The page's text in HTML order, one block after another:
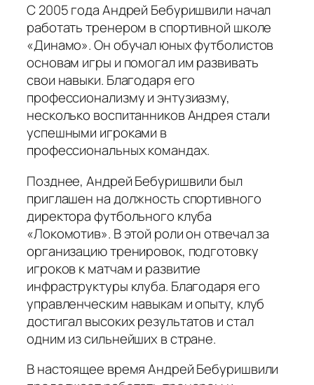
С 2005 года Андрей Бебуришвили начал
работать тренером в спортивной школе
«Динамо». Он обучал юных футболистов
основам игры и помогал им развивать
свои навыки. Благодаря его
профессионализму и энтузиазму,
несколько воспитанников Андрея стали
успешными игроками в
профессиональных командах.
Позднее, Андрей Бебуришвили был
приглашен на должность спортивного
директора футбольного клуба
«Локомотив». В этой роли он отвечал за
организацию тренировок, подготовку
игроков к матчам и развитие
инфраструктуры клуба. Благодаря его
управленческим навыкам и опыту, клуб
достигал высоких результатов и стал
одним из сильнейших в стране.
В настоящее время Андрей Бебуришвили